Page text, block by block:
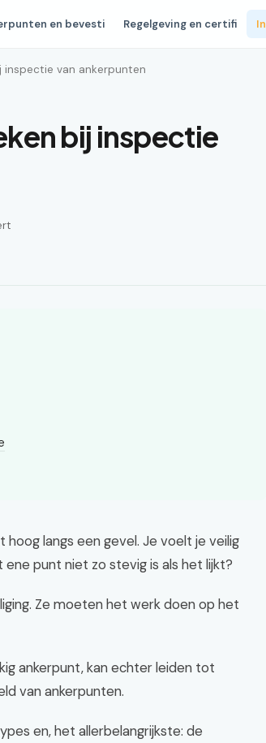
en bevesti Regelgeving en certifi
inspectie van ankerpunten
bij inspectie
langs een gevel. Je voelt je veilig
punt niet zo stevig is als het lijkt?
Ze moeten het werk doen op het
ankerpunt, kan echter leiden tot
van ankerpunten.
en, het allerbelangrijkste: de